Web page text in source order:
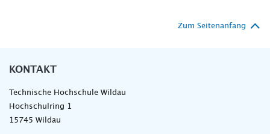
Zum Seitenanfang
KONTAKT
Technische Hochschule Wildau
Hochschulring 1
15745 Wildau